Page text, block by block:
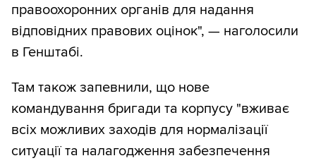
правоохоронних органів для надання
відповідних правових оцінок", — наголосили
в Генштабі.
Там також запевнили, що нове
командування бригади та корпусу "вживає
всіх можливих заходів для нормалізації
ситуації та налагодження забезпечення